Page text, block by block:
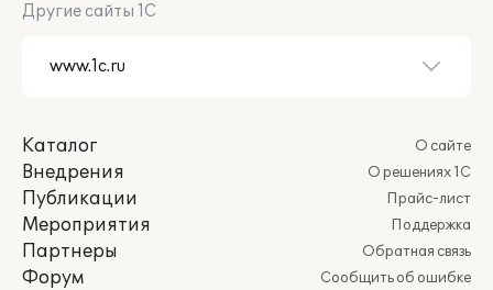
Другие сайты 1С
Каталог
Внедрения
Публикации
Мероприятия
Партнеры
Форум
О сайте
О решениях 1С
Прайс-лист
Поддержка
Обратная связь
Сообщить об ошибке